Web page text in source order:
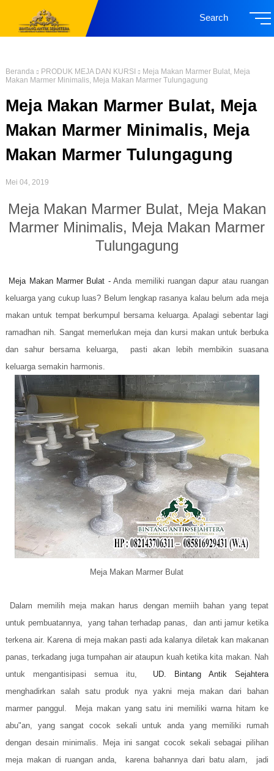
Search
Beranda PRODUK MEJA DAN KURSI
Meja Makan Marmer Bulat, Meja
Makan Marmer Minimalis, Meja Makan Marmer Tulungagung
Meja Makan Marmer Bulat, Meja
Makan Marmer Minimalis, Meja
Makan Marmer Tulungagung
Mei 04, 2019
Meja Makan Marmer Bulat, Meja Makan
Marmer Minimalis, Meja Makan Marmer
Tulungagung
Meja Makan Marmer Bulat -Anda memiliki ruangan dapur atau ruangan
keluarga yang cukup luas? Belum lengkap rasanya kalau belum ada meja
makan untuk tempat berkumpul bersama keluarga. Apalagi sebentar lagi
ramadhan nih. Sangat memerlukan meja dan kursi makan untuk berbuka
dan sahur bersama keluarga, pasti akan lebih membikin suasana
keluarga semakin harmonis.
Meja Makan Marmer Bulat
Dalam memilih meja makan harus dengan memiih bahan yang tepat
untuk pembuatannya, yang tahan terhadap panas, dan anti jamur ketika
terkena air. Karena di meja makan pasti ada kalanya diletak kan makanan
panas, terkadang juga tumpahan air ataupun kuah ketika kita makan. Nah
untuk mengantisipasi semua itu, UD. Bintang Antik Sejahtera
menghadirkan salah satu produk nya yakni meja makan dari bahan
marmer panggul. Meja makan yang satu ini memiliki warna hitam ke
abu"an, yang sangat cocok sekali untuk anda yang memiliki rumah
dengan desain minimalis. Meja ini sangat cocok sekali sebagai pilihan
meja makan di ruangan anda, karena bahannya dari batu alam, jadi